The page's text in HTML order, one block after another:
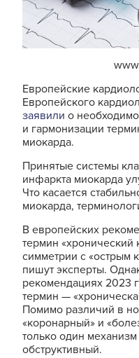
Европейские
Европейского
заявили о
и гармонизации
миокарда.
Принятые системы
инфаркта миокарда
Что касается
миокарда,
В европейских
термин
симметрии с «острым
пишут эксперты.
рекомендациях 2023
термин —
Помимо различий в
«коронарный» и
только один
обструктивный.